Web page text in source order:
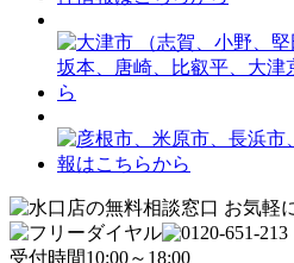
受付時間10:00～18:00